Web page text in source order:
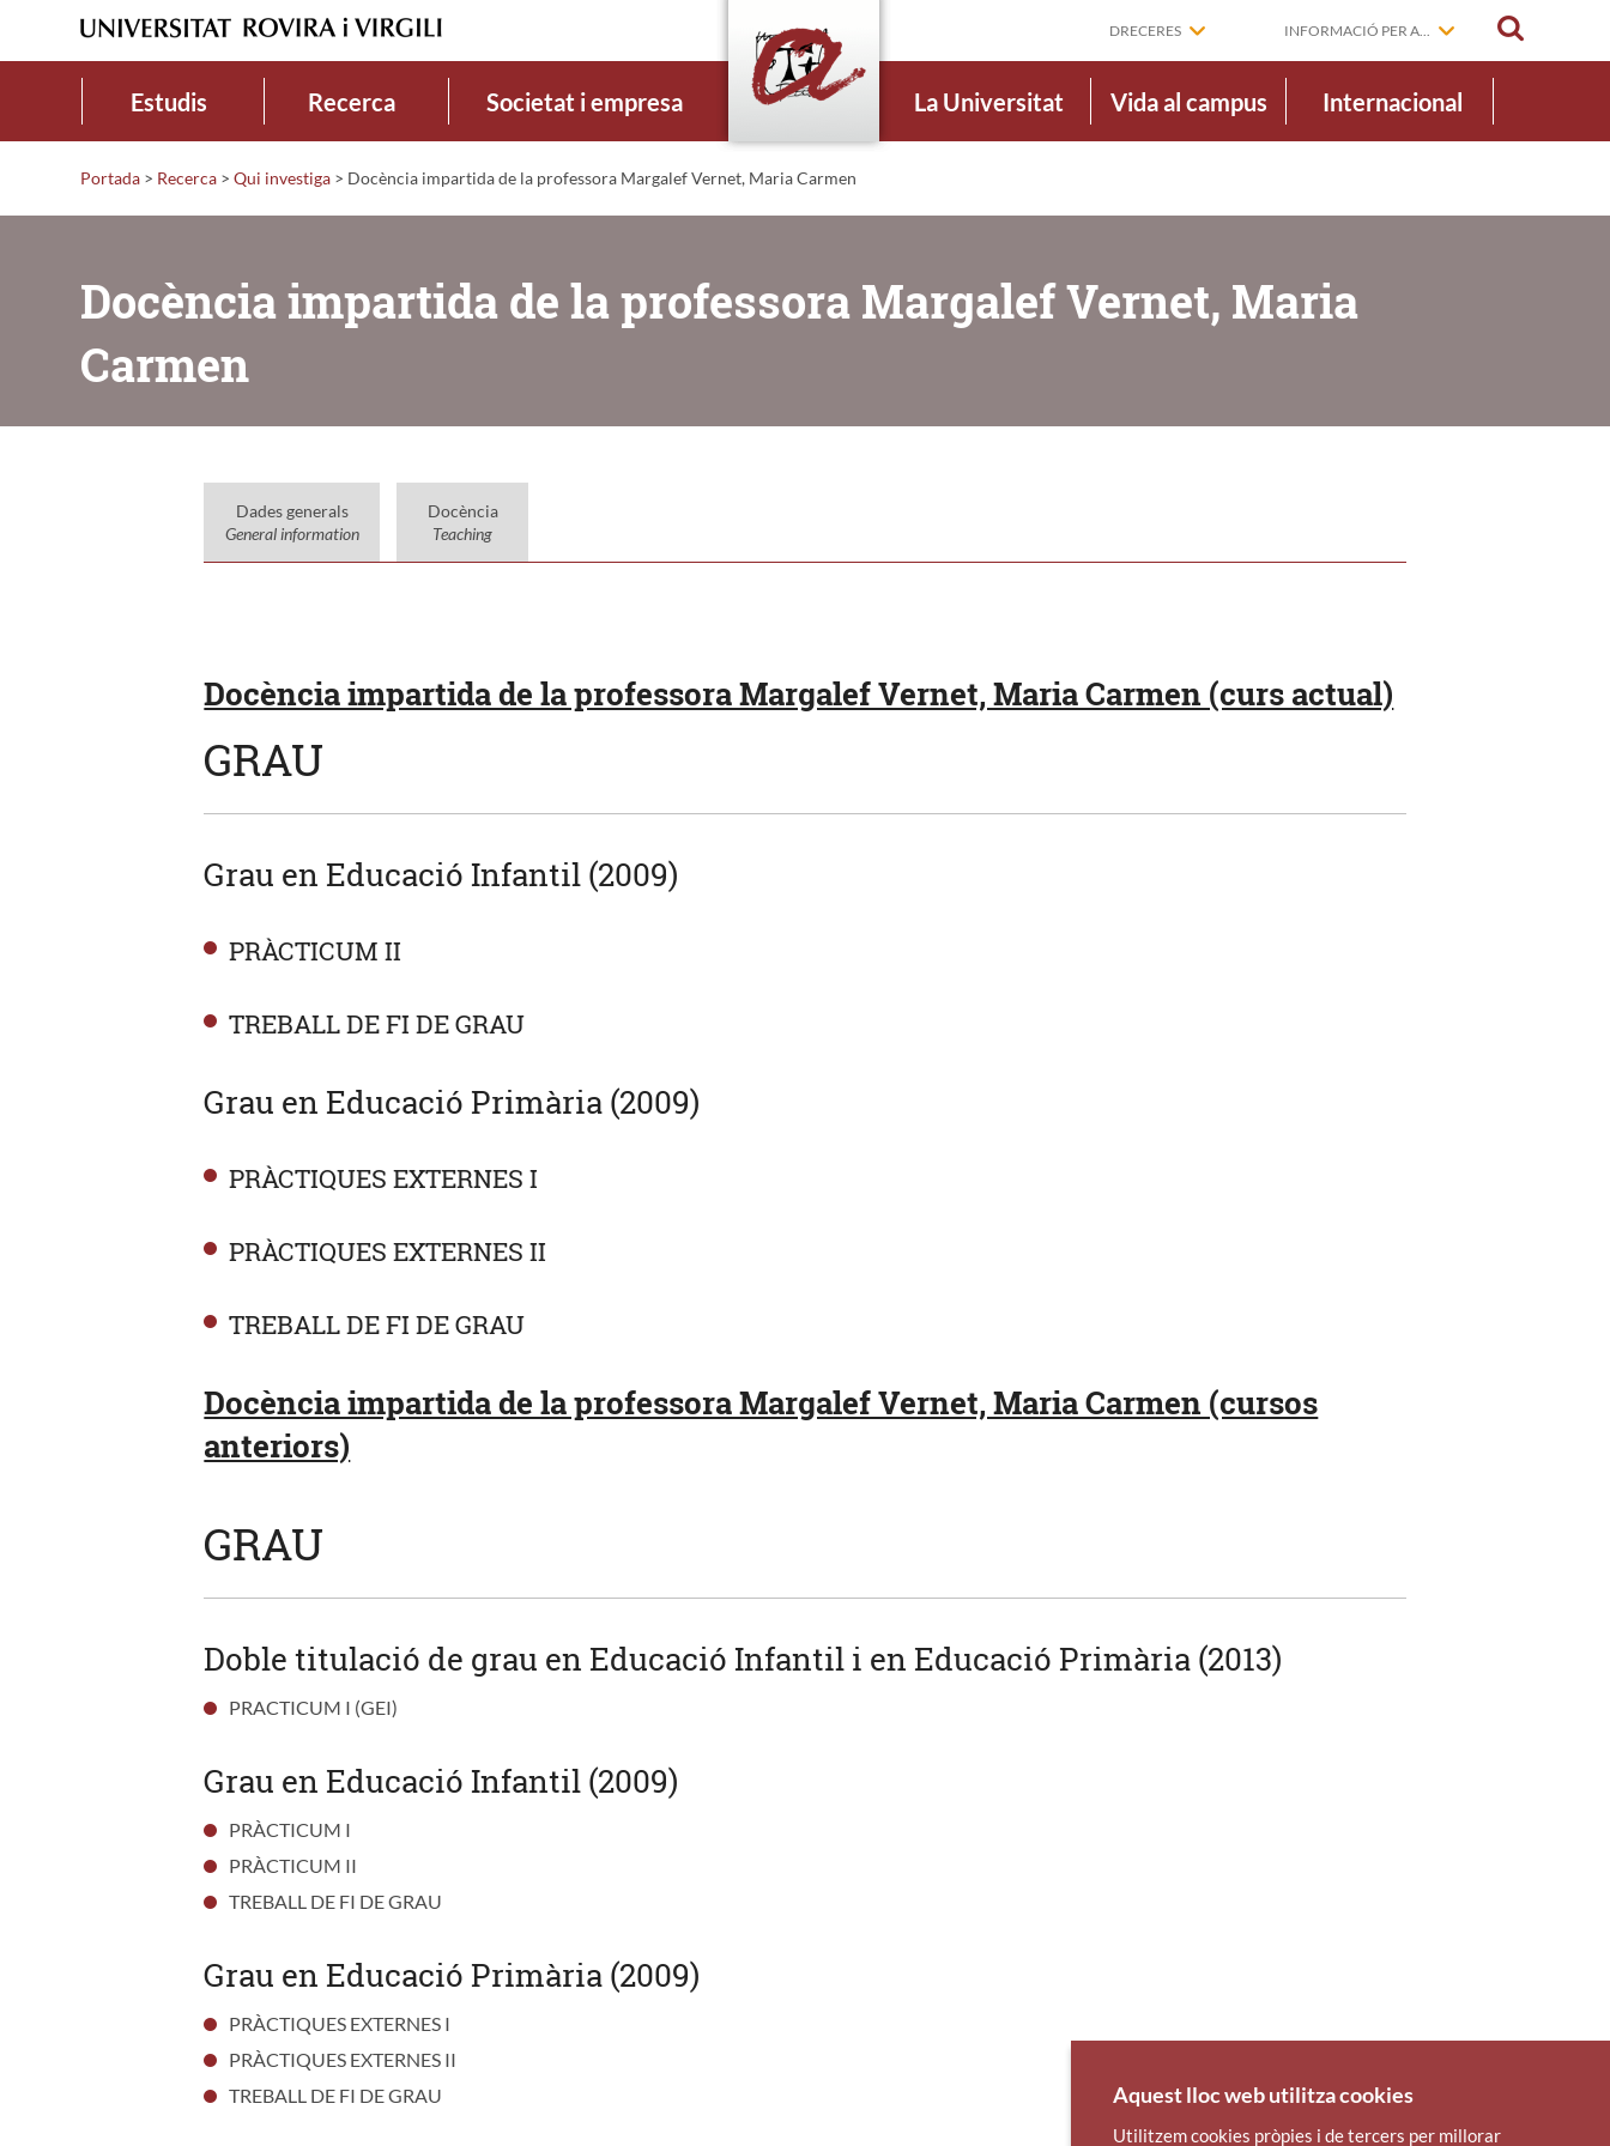
DRECERES INFORMACIÓ PER A...
Estudis Recerca Societat i empresa La Universitat Vida al campus Internacional
Portada > Recerca > Qui investiga > Docència impartida de la professora Margalef Vernet, Maria Carmen
Docència impartida de la professora Margalef Vernet, Maria
Carmen
Dades generals
General information
Docència
Teaching
Docència impartida de la professora Margalef Vernet, Maria Carmen (curs actual)
GRAU
Grau en Educació Infantil (2009)
PRÀCTICUM II
TREBALL DE FI DE GRAU
Grau en Educació Primària (2009)
PRÀCTIQUES EXTERNES I
PRÀCTIQUES EXTERNES II
TREBALL DE FI DE GRAU
Docència impartida de la professora Margalef Vernet, Maria Carmen (cursos
anteriors)
GRAU
Doble titulació de grau en Educació Infantil i en Educació Primària (2013)
PRACTICUM I (GEI)
Grau en Educació Infantil (2009)
PRÀCTICUM I
PRÀCTICUM II
TREBALL DE FI DE GRAU
Grau en Educació Primària (2009)
PRÀCTIQUES EXTERNES I
PRÀCTIQUES EXTERNES II
TREBALL DE FI DE GRAU
Aquest lloc web utilitza cookies
Utilitzem cookies pròpies i de tercers per millorar